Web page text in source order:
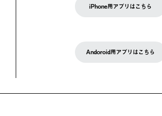
iPhone用アプリはこちら
Andoroid用アプリはこちら